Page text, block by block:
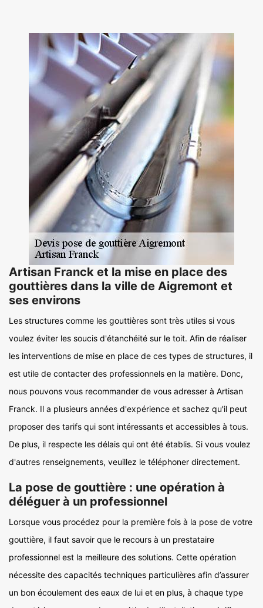
Artisan Franck et la mise en place des
gouttières dans la ville de Aigremont et
ses environs
Les structures comme les gouttières sont très utiles si vous
voulez éviter les soucis d'étanchéité sur le toit. Afin de réaliser
les interventions de mise en place de ces types de structures, il
est utile de contacter des professionnels en la matière. Donc,
nous pouvons vous recommander de vous adresser à Artisan
Franck. Il a plusieurs années d'expérience et sachez qu'il peut
proposer des tarifs qui sont intéressants et accessibles à tous.
De plus, il respecte les délais qui ont été établis. Si vous voulez
d'autres renseignements, veuillez le téléphoner directement.
La pose de gouttière : une opération à
déléguer à un professionnel
Lorsque vous procédez pour la première fois à la pose de votre
gouttière, il faut savoir que le recours à un prestataire
professionnel est la meilleure des solutions. Cette opération
nécessite des capacités techniques particulières afin d’assurer
un bon écoulement des eaux de lui et en plus, à chaque type